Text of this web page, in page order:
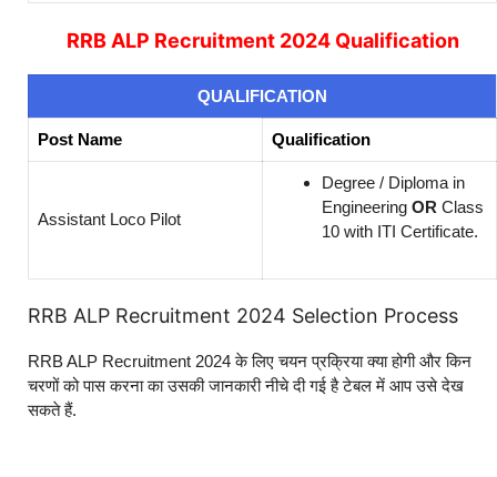
RRB ALP Recruitment 2024 Qualification
QUALIFICATION
Post Name Qualification
Assistant Loco Pilot
Degree / Diploma in
Engineering OR Class
10 with ITI Certificate.
RRB ALP Recruitment 2024 Selection Process
RRB ALP Recruitment 2024 के लिए चयन प्रक्रिया क्या होगी और किन
चरणों को पास करना का उसकी जानकारी नीचे दी गई है टेबल में आप उसे देख
सकते हैं.